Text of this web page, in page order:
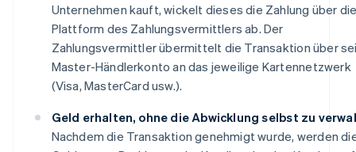
Unternehmen kauft, wickelt dieses die Zahlung über
Plattform des Zahlungsvermittlers ab. Der
Zahlungsvermittler übermittelt die Transaktion über
Master-Händlerkonto an das jeweilige Kartennetzwerk
(Visa, MasterCard usw.).
Geld erhalten, ohne die Abwicklung selbst zu
Nachdem die Transaktion genehmigt wurde, werden